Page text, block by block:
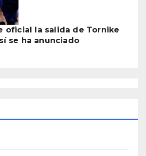
oficial la salida de Tornike
se ha anunciado